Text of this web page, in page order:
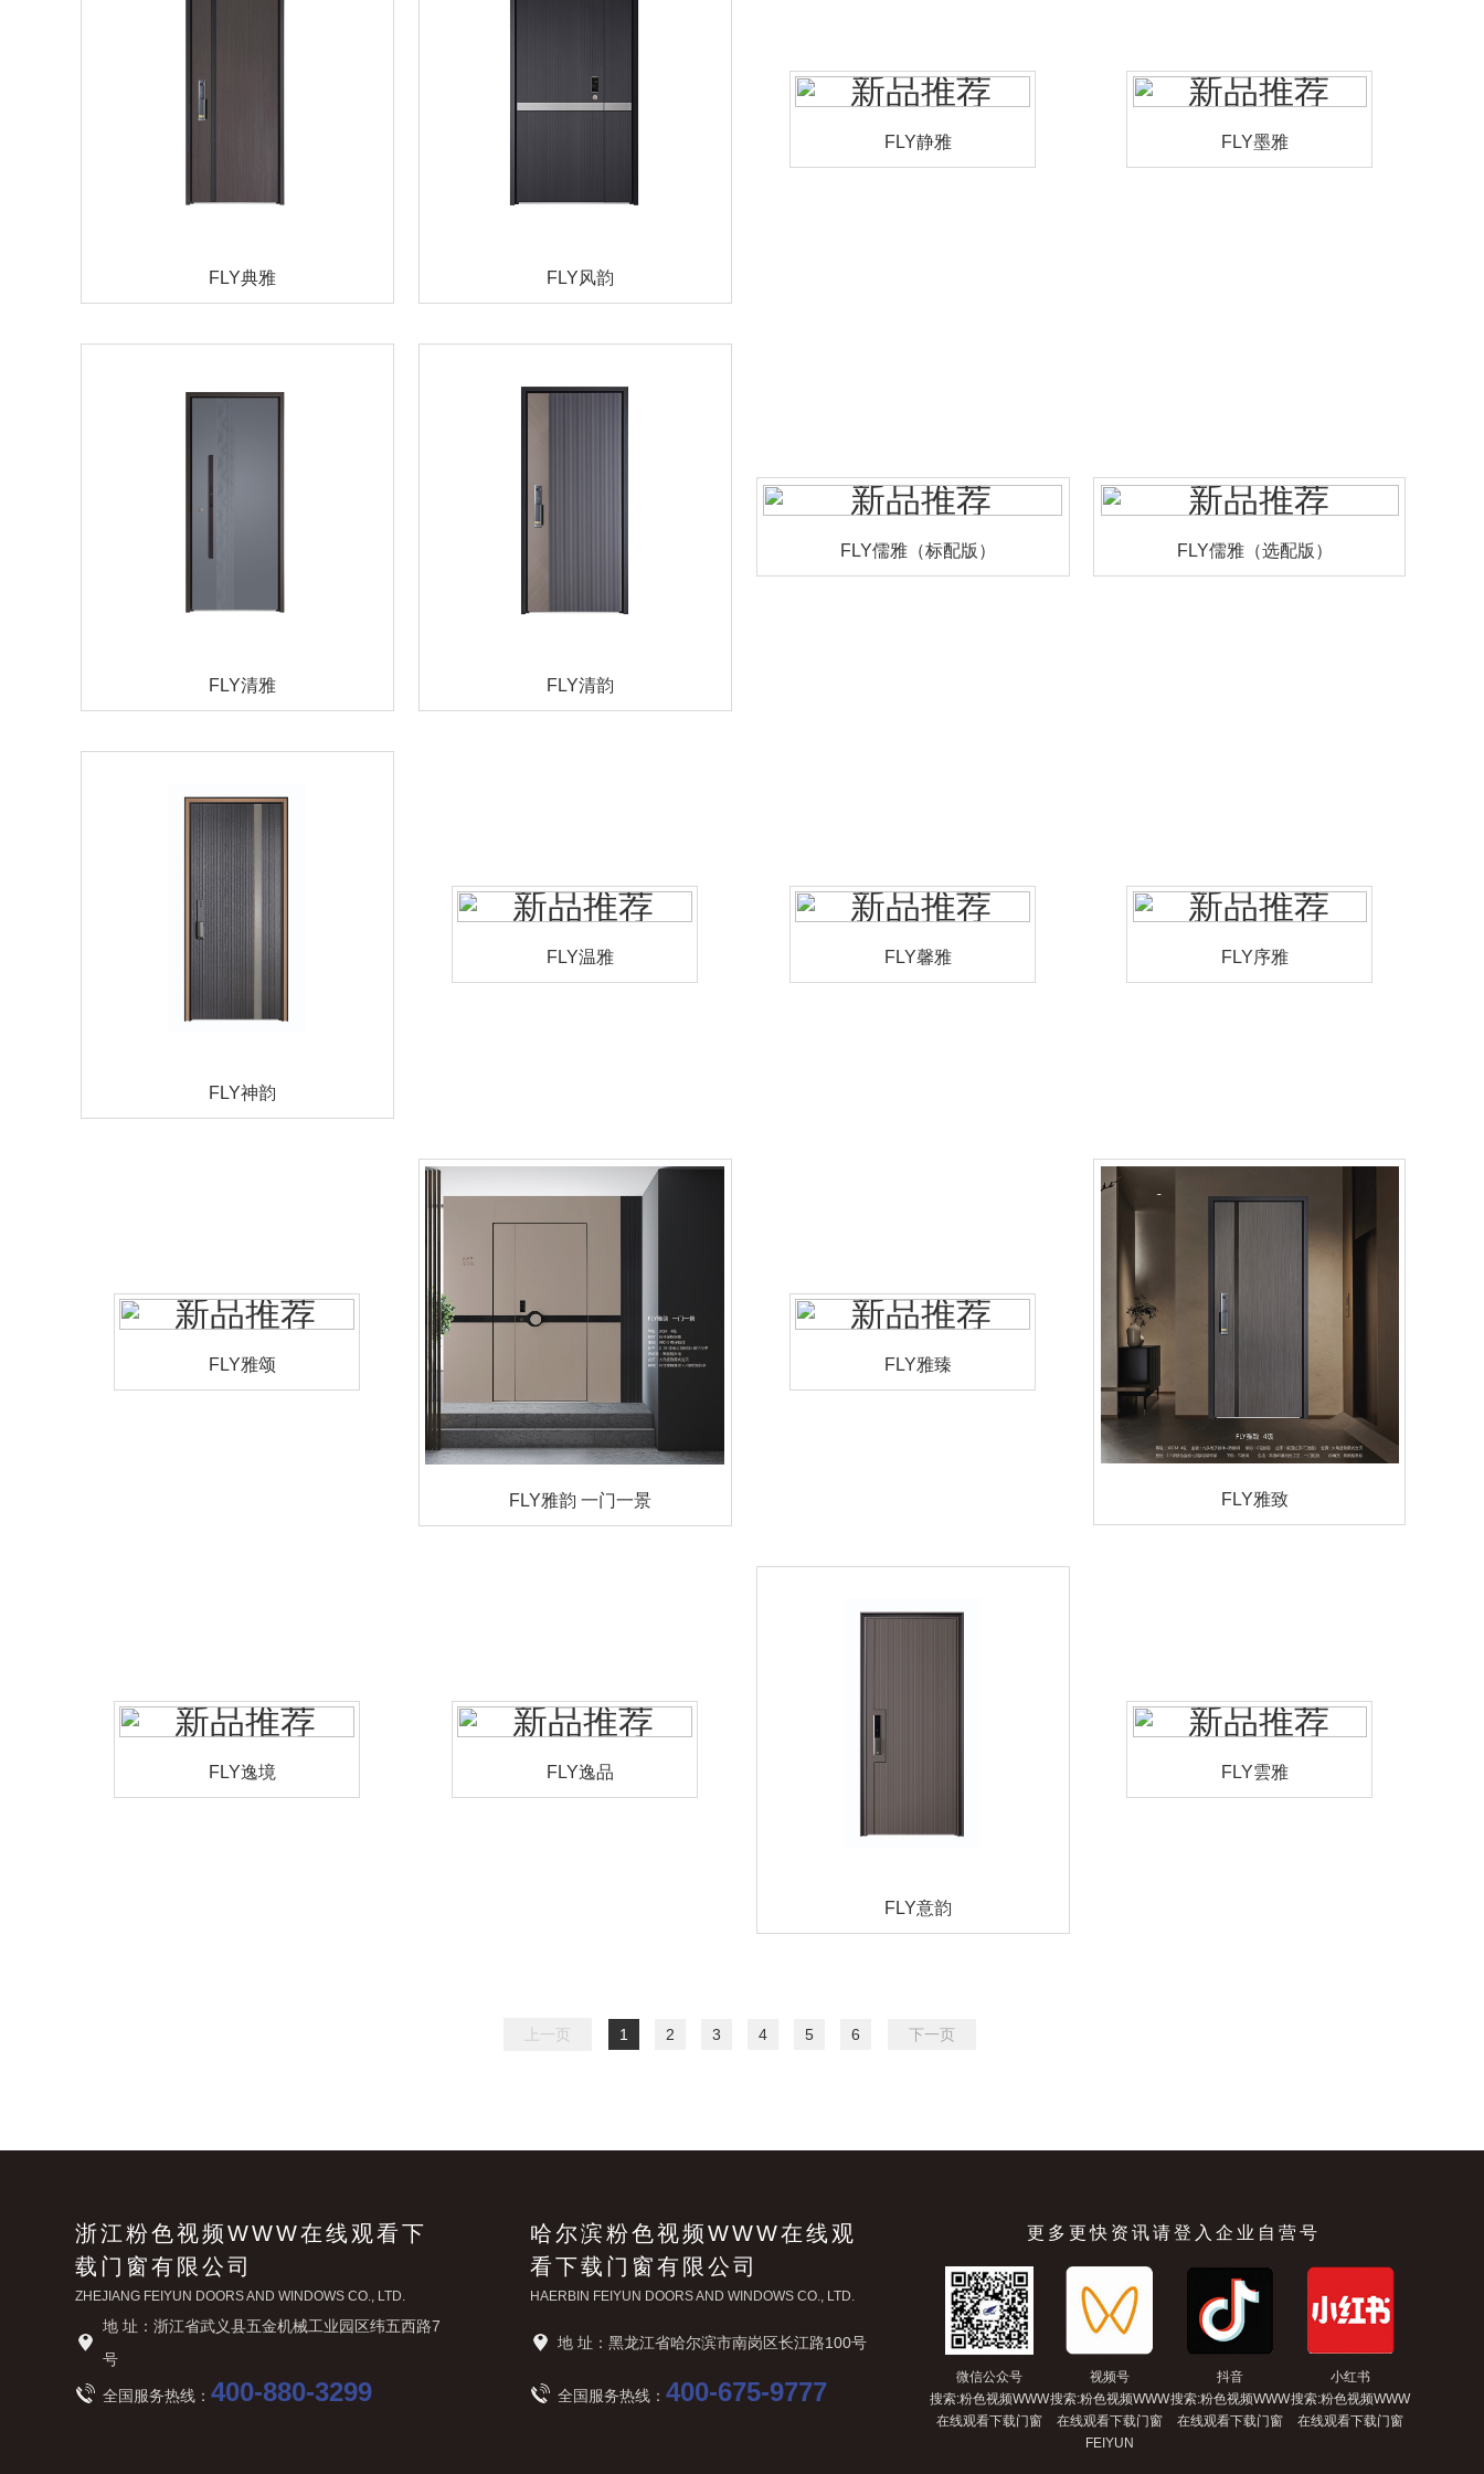
FLY典雅 FLY风韵
FLY静雅 FLY墨雅
FLY清雅 FLY清韵
FLY儒雅（标配版） FLY儒雅（选配版）
FLY神韵
FLY温雅 FLY馨雅 FLY序雅
FLY雅颂
FLY雅韵 一门一景
FLY雅臻
FLY雅致
FLY逸境 FLY逸品
FLY意韵
FLY雲雅
上一页 1 2 3 4 5 6 下一页
浙江粉色视频WWW在线观看下
载门窗有限公司
ZHEJIANG FEIYUN DOORS AND WINDOWS CO., LTD.
地 址：浙江省武义县五金机械工业园区纬五西路7
号
全国服务热线： 400-880-3299
哈尔滨粉色视频WWW在线观
看下载门窗有限公司
HAERBIN FEIYUN DOORS AND WINDOWS CO., LTD.
地 址：黑龙江省哈尔滨市南岗区长江路100号
全国服务热线： 400-675-9777
更多更快资讯请登入企业自营号
微信公众号
搜索:粉色视频WWW
在线观看下载门窗
视频号
搜索:粉色视频WWW
在线观看下载门窗
FEIYUN
抖音
搜索:粉色视频WWW
在线观看下载门窗
小红书
搜索:粉色视频WWW
在线观看下载门窗